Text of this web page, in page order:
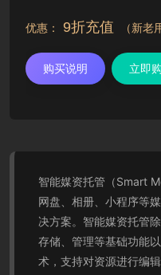
优惠： 9折充值 （新老
购买说明 立即
智能媒资托管（Smart
网盘、相册、小程序等
决方案。智能媒资托管
存储、管理等基础功能
术，支持对资源进行编